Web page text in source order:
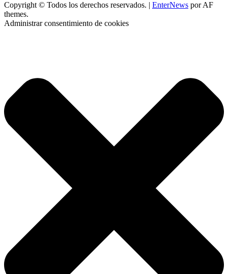
Copyright © Todos los derechos reservados. | EnterNews por AF
themes.
Administrar consentimiento de cookies